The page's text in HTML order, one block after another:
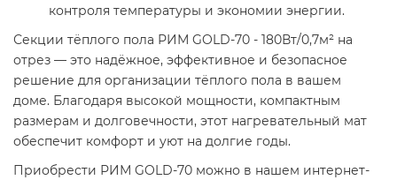
контроля температуры и экономии энергии.
Секции тёплого пола РИМ GOLD-70 - 180Вт/0,7м² на
отрез — это надёжное, эффективное и безопасное
решение для организации тёплого пола в вашем
доме. Благодаря высокой мощности, компактным
размерам и долговечности, этот нагревательный мат
обеспечит комфорт и уют на долгие годы.
Приобрести РИМ GOLD-70 можно в нашем интернет-